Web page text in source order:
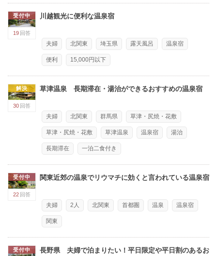
受付中
19 回答
川越観光に便利な温泉宿
夫婦 北関東 埼玉県 露天風呂 温泉宿
便利 15,000円以下
解決
30 回答
草津温泉 長期滞在・湯治ができるおすすめの温泉宿
夫婦 北関東 群馬県 草津・尻焼・花敷
草津・尻焼・花敷 草津温泉 温泉宿 湯治
長期滞在 一泊二食付き
受付中
22 回答
関東近郊の温泉でリウマチに効くと言われている温泉宿
夫婦 2人 北関東 首都圏 温泉 温泉宿
関東
受付中
長野県 夫婦で泊まりたい！平日限定や平日割のあるお